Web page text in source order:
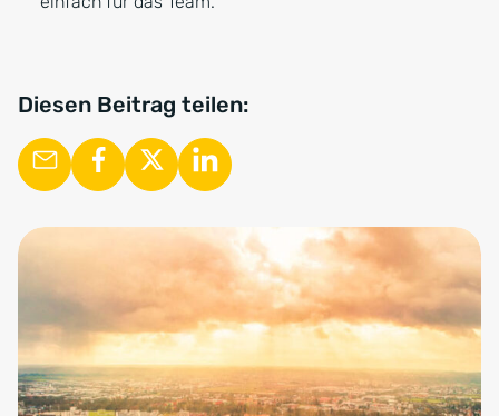
Diesen Beitrag teilen: